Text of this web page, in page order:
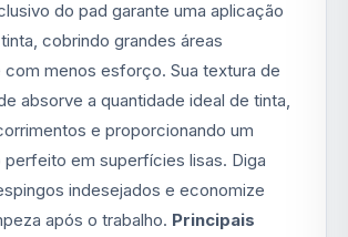
do pad garante uma aplicação
cobrindo grandes áreas
com menos esforço. Sua textura de
absorve a quantidade ideal de tinta,
e proporcionando um
perfeito em superfícies lisas. Diga
indesejados e economize
após o trabalho. Principais